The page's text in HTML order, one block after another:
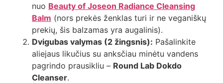
nuo Beauty of Joseon Radiance Cleansing
Balm (nors prekės ženklas turi ir ne veganiškų
prekių, šis balzamas yra augalinis).
Dvigubas valymas (2 žingsnis): Pašalinkite
aliejaus likučius su anksčiau minėtu vandens
pagrindo prausikliu – Round Lab Dokdo
Cleanser.